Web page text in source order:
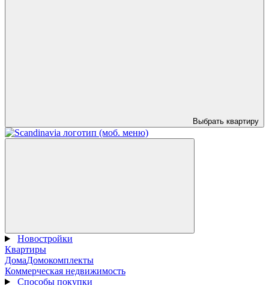
Выбрать квартиру
Новостройки
Квартиры
ДомаДомокомплекты
Коммерческая недвижимость
Способы покупки